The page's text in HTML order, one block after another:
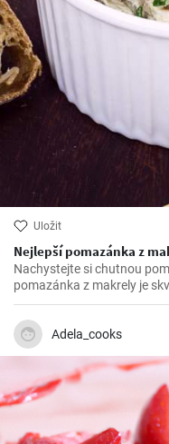
Uložit
Nejlepší pomazánka z
Nachystejte si chutnou
pomazánka z makrely je
Adela_cooks